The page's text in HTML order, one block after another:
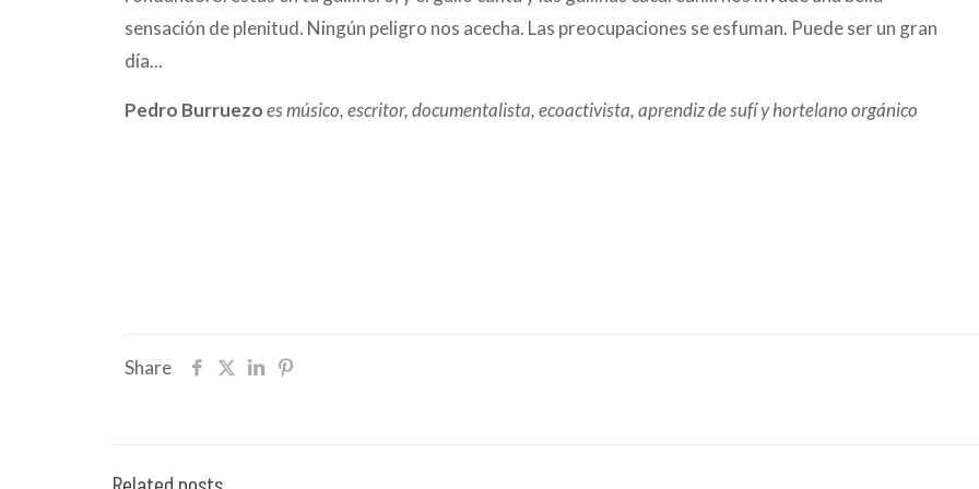
sensación de plenitud. Ningún peligro nos acecha. Las preocupaciones se esfuman. Puede ser un gran
día...
Pedro Burruezoes músico, escritor, documentalista, ecoactivista, aprendiz de sufí y hortelano orgánico
Share